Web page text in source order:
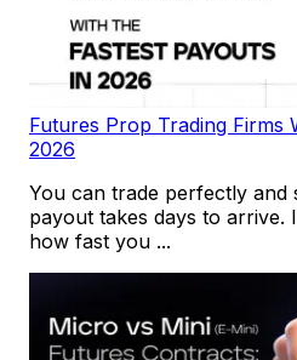
Futures Prop Trading Firms
2026
You can trade perfectly
payout takes days to
how fast you ...